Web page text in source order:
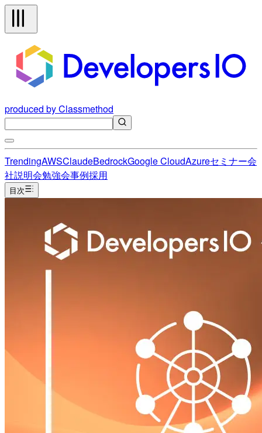
produced by Classmethod
TrendingAWSClaudeBedrockGoogle CloudAzureセミナー会
社説明会勉強会事例採用
目次